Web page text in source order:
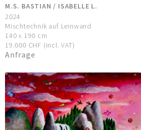
M.S. BASTIAN / ISABELLE L.
2024
Mischtechnik auf Leinwand
140 x 190 cm
19.000 CHF (incl. VAT)
Anfrage